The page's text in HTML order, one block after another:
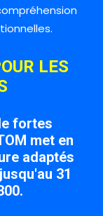
LES
fortes
met en
adaptés
31